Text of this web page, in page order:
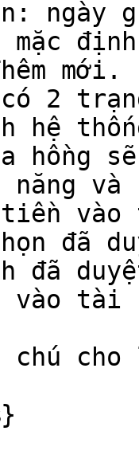
ngày
mặc
mới.
2
hệ
hồng
năng
vào
đã
đã
vào tài
cho